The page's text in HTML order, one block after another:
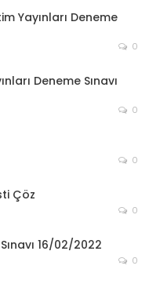
Yayınları Deneme
0
Deneme Sınavı
0
0
Çöz
0
16/02/2022
0